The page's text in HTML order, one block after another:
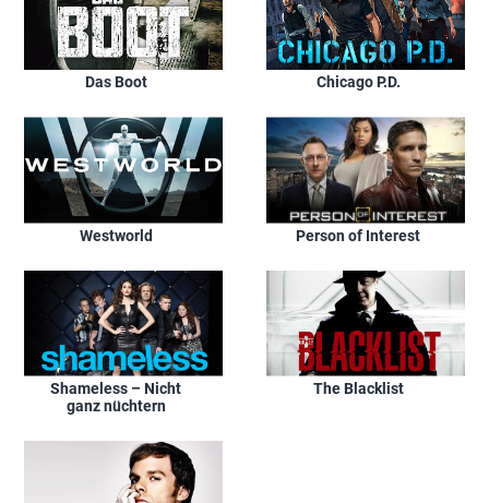
Das Boot Chicago P.D.
Westworld Person of Interest
Shameless – Nicht
ganz nüchtern
The Blacklist